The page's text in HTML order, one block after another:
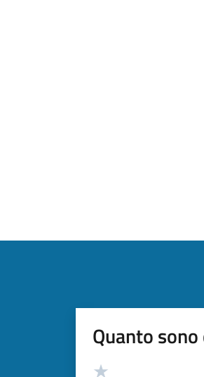
Quanto
Valutazione